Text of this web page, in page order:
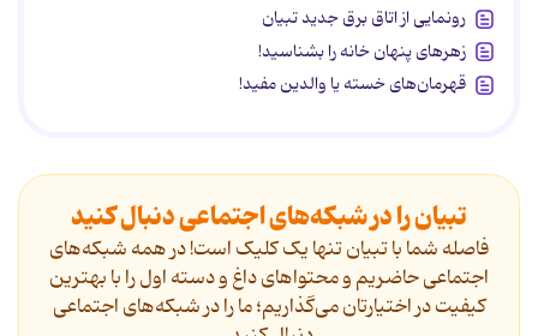
رونمایی از اتاق برق جدید تبیان
زهرهای پنهان خانه را بشناسید!
قهرمان‌های خسته یا والدین مفید!
تبیان را در شبکه‌های اجتماعی دنبال کنید
فاصله شما با تبیان تنها یک کلیک است! در همه شبکه‌های
اجتماعی حاضریم و محتواهای داغ و دسته اول را با بهترین
کیفیت در اختیارتان می‌گذاریم؛ ما را در شبکه‌های اجتماعی